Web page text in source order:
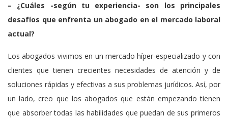
– ¿Cuáles -según tu experiencia- son los principales
desafíos que enfrenta un abogado en el mercado laboral
actual?
Los abogados vivimos en un mercado híper-especializado y con
clientes que tienen crecientes necesidades de atención y de
soluciones rápidas y efectivas a sus problemas jurídicos. Así, por
un lado, creo que los abogados que están empezando tienen
que absorber todas las habilidades que puedan de sus primeros